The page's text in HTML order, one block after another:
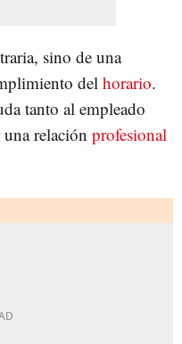
sino de una
del horario.
tanto al empleado
relación profesional